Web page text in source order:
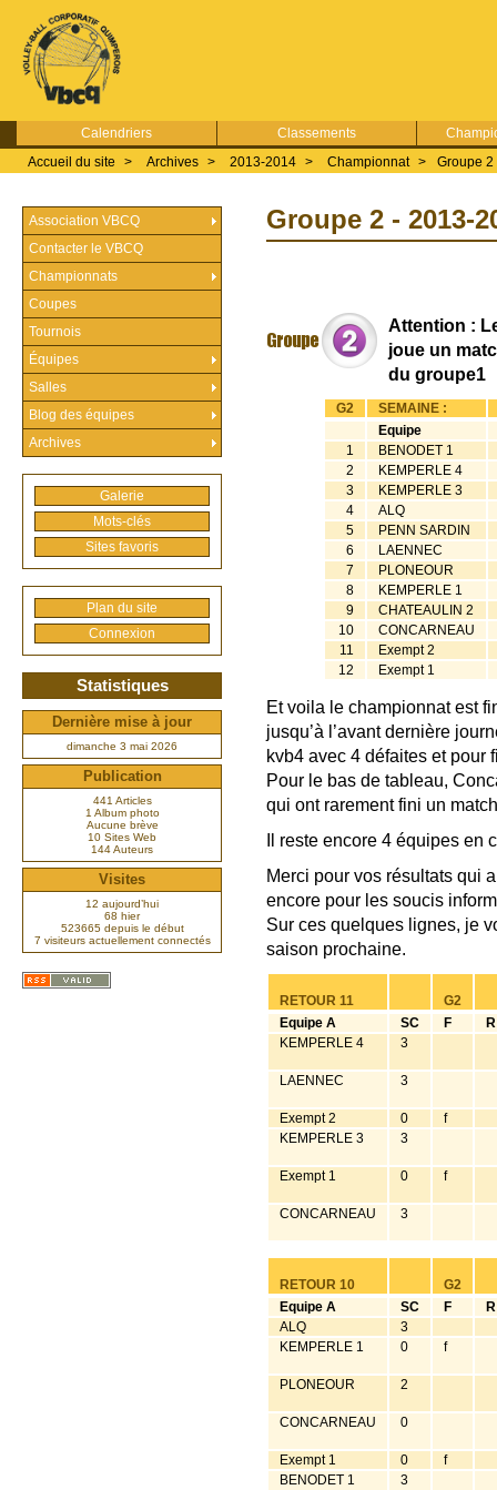
Calendriers Classements
Accueil du site
> Archives > 2013-2014 > Championnat > Groupe
Groupe 2 - 2013-
Attention :
joue un
du groupe1
G2
SEMAINE :
Equipe
1
BENODET 1
2
KEMPERLE 4
3
KEMPERLE 3
4
ALQ
5
PENN SARDIN
6
LAENNEC
7
PLONEOUR
8
KEMPERLE 1
9
CHATEAULIN 2
10
CONCARNEAU
11
Exempt 2
12
Exempt 1
Et voila le championnat est
jusqu’à l’avant dernière
kvb4 avec 4 défaites et pour
Pour le bas de tableau,
qui ont rarement fini un
Il reste encore 4 équipes en
Merci pour vos résultats qui
encore pour les soucis
Sur ces quelques lignes, je
saison prochaine.
RETOUR 11
G2
Equipe A
SC F
R
KEMPERLE 4
3
LAENNEC 3
Exempt 2 0
f
KEMPERLE 3
3
Exempt 1 0 f
CONCARNEAU 3
RETOUR 10
G2
Equipe A
SC F
R
ALQ
3
KEMPERLE 1
0 f
PLONEOUR 2
CONCARNEAU 0
Exempt 1 0
f
BENODET 1
3
Association VBCQ
Contacter le VBCQ
Championnats
Coupes
Tournois
Équipes
Salles
Blog des équipes
Archives
Galerie
Mots-clés
Sites favoris
Plan du site
Connexion
Statistiques
Dernière mise à jour
dimanche 3 mai 2026
Publication
441 Articles
1 Album photo
Aucune brève
10 Sites Web
144 Auteurs
Visites
12 aujourd’hui
68 hier
523665 depuis le début
7 visiteurs actuellement connectés